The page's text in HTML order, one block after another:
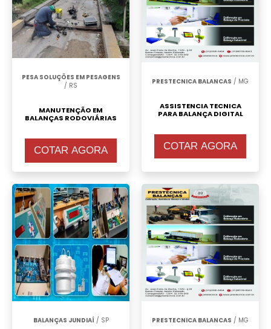
PESA SOLUÇÕES EM PESAGENS
/ RS
MANUTENÇÃO EM
BALANÇAS RODOVIÁRIAS
COTAR AGORA
PRESTECNICA BALANCAS / MG
ASSISTENCIA TECNICA
PARA BALANÇA DIGITAL
COTAR AGORA
BALANÇAS JUNDIAÍ / SP PRESTECNICA BALANCAS / MG